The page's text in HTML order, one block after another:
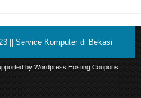
|| Service Komputer di Bekasi
by Wordpress Hosting Coupons